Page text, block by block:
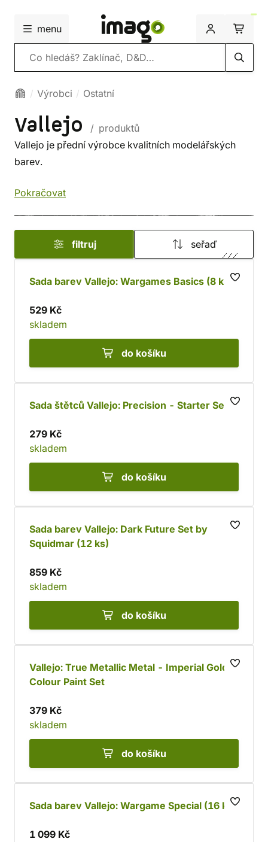
menu
Vyhledávání
Výrobci Ostatní
Vallejo
/ produktů
Vallejo je přední výrobce kvalitních modelářských
barev.
Pokračovat
filtruj seřaď
Sada barev Vallejo: Wargames Basics (8 ks)
529 Kč
skladem
do košíku
Sada štětců Vallejo: Precision - Starter Set
279 Kč
skladem
do košíku
Sada barev Vallejo: Dark Future Set by
Squidmar (12 ks)
859 Kč
skladem
do košíku
Vallejo: True Metallic Metal - Imperial Gold 4
Colour Paint Set
379 Kč
skladem
do košíku
Sada barev Vallejo: Wargame Special (16 ks)
1 099 Kč